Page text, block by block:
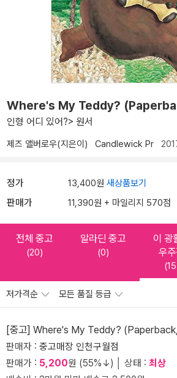
Where's My Teddy?
인형 어디 있어?> 원서
제즈 앨버로우(지은이) Candlewick Pr
정가 13,400원 새상품보기
판매가 11,390원 + 마일리지 570점
전체 중고
(20)
알라딘 중고
(0)
이 광
우
저가격순 모든 품질 등급
[중고] Where's My Teddy? (Paperback,
판매자 : 중고매장 인천구월점
판매가 : 5,200원 (55%↓) │ 상태 : 최상